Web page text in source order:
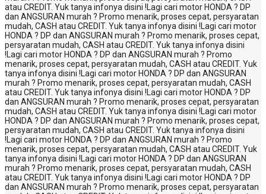
atau CREDIT. Yuk tanya infonya disini ! Lagi cari motor HONDA ? DP
dan ANGSURAN murah ? Promo menarik, proses cepat, persyaratan
mudah, CASH atau CREDIT. Yuk tanya infonya disini ! Lagi cari motor
HONDA ? DP dan ANGSURAN murah ? Promo menarik, proses cepat,
persyaratan mudah, CASH atau CREDIT. Yuk tanya infonya disini
! Lagi cari motor HONDA ? DP dan ANGSURAN murah ? Promo
menarik, proses cepat, persyaratan mudah, CASH atau CREDIT. Yuk
tanya infonya disini ! Lagi cari motor HONDA ? DP dan ANGSURAN
murah ? Promo menarik, proses cepat, persyaratan mudah, CASH
atau CREDIT. Yuk tanya infonya disini ! Lagi cari motor HONDA ? DP
dan ANGSURAN murah ? Promo menarik, proses cepat, persyaratan
mudah, CASH atau CREDIT. Yuk tanya infonya disini ! Lagi cari motor
HONDA ? DP dan ANGSURAN murah ? Promo menarik, proses cepat,
persyaratan mudah, CASH atau CREDIT. Yuk tanya infonya disini
! Lagi cari motor HONDA ? DP dan ANGSURAN murah ? Promo
menarik, proses cepat, persyaratan mudah, CASH atau CREDIT. Yuk
tanya infonya disini ! Lagi cari motor HONDA ? DP dan ANGSURAN
murah ? Promo menarik, proses cepat, persyaratan mudah, CASH
atau CREDIT. Yuk tanya infonya disini ! Lagi cari motor HONDA ? DP
dan ANGSURAN murah ? Promo menarik, proses cepat, persyaratan